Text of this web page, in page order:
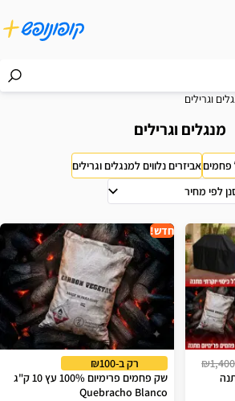
וגרילים
מנגלים וגרילים
פחמיםאביזרים נלווים למנגלים וגרילים
לפי מחיר
₪1,400
חדש!
רק ב-₪100
שק פחמים פרימיום 100% עץ 10 ק"ג
Quebracho Blanco